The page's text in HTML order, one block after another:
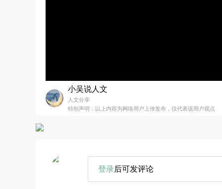
小吴说人文
人文分享
特别声明：以上内容为网络用户上传发布，仅代表该用户观点
登录后可发评论